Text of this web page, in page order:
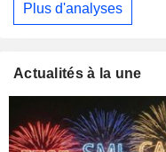
Plus d'analyses
Actualités à la une